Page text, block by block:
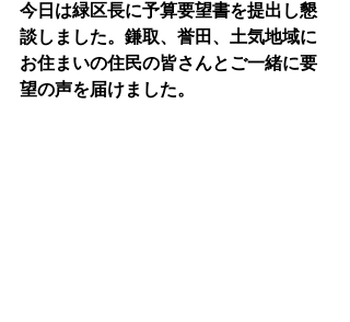
今日は緑区長に予算要望書を提出し懇
談しました。鎌取、誉田、土気地域に
お住まいの住民の皆さんとご一緒に要
望の声を届けました。